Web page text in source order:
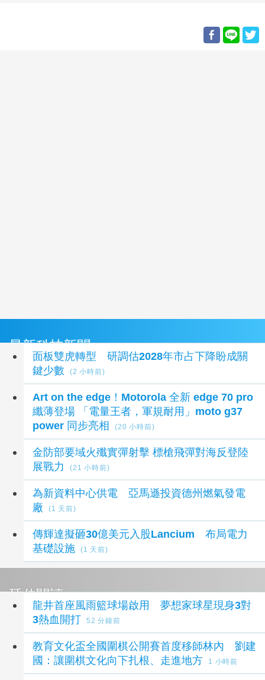
最新科技新聞
面板雙虎轉型 研調估2028年市占下降盼成關
鍵少數
(2 小時前)
Art on the edge！Motorola 全新 edge 70 pro
纖薄登場 「電量王者，軍規耐用」moto g37
power 同步亮相
(20 小時前)
金防部要域火殲實彈射擊 標槍飛彈對海反登陸
展戰力
(21 小時前)
為新資料中心供電 亞馬遜投資德州燃氣發電
廠
(1 天前)
傳輝達擬砸30億美元入股Lancium 布局電力
基礎設施
(1 天前)
延伸閱讀
龍井首座風雨籃球場啟用 夢想家球星現身3對
3熱血開打
52 分鐘前
教育文化盃全國圍棋公開賽首度移師林內 劉建
國：讓圍棋文化向下扎根、走進地方
1 小時前